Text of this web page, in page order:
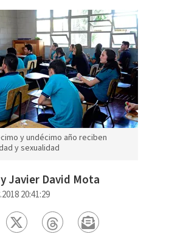
y undécimo año reciben
y sexualidad
Javier David Mota
20:41:29